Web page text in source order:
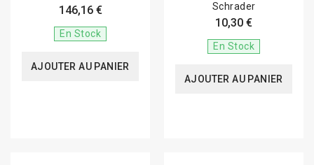
146,16 €
En Stock
AJOUTER AU PANIER
Schrader
10,30 €
En Stock
AJOUTER AU PANIER